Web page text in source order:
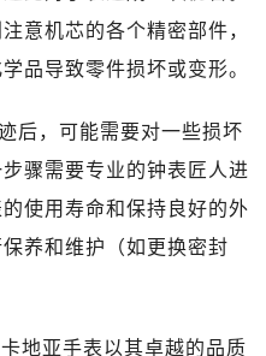
意机芯的各个精密部件，
品导致零件损坏或变形。
后，可能需要对一些损坏
骤需要专业的钟表匠人进
使用寿命和保持良好的外
养和维护（如更换密封
地亚手表以其卓越的品质